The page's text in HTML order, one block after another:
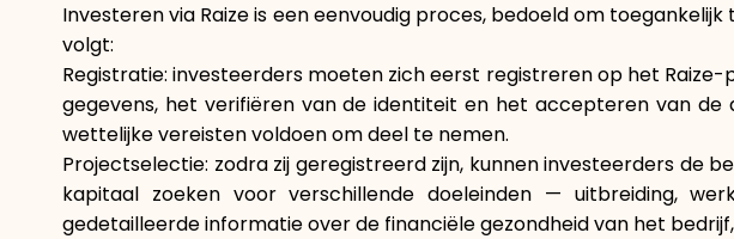
Investeren via Raize is een eenvoudig proces, bedoeld om
volgt:
Registratie: investeerders moeten zich eerst registreren op het
gegevens, het verifiëren van de identiteit en het accepteren van
wettelijke vereisten voldoen om deel te nemen.
Projectselectie: zodra zij geregistreerd zijn, kunnen investeerders de
kapitaal zoeken voor verschillende doeleinden — uitbreiding,
gedetailleerde informatie over de financiële gezondheid van het